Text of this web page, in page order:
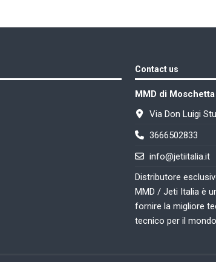
Contact us
MMD di
Via Don Luigi
3666502833
info@jetiitalia.it
Distributore
MMD / Jeti Italia è
fornire la migliore
tecnico per il